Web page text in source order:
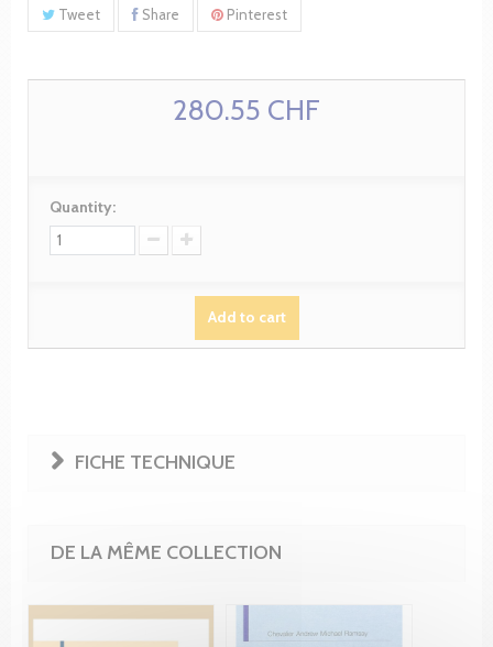
Tweet Share Pinterest
280.55 CHF
Quantity:
Add to cart
FICHE TECHNIQUE
DE LA MÊME COLLECTION